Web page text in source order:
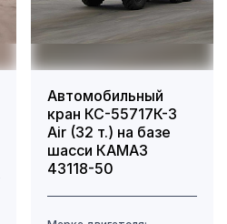
Автомобильный
кран КС-55717К-3
Air (32 т.) на базе
шасси КАМАЗ
43118-50